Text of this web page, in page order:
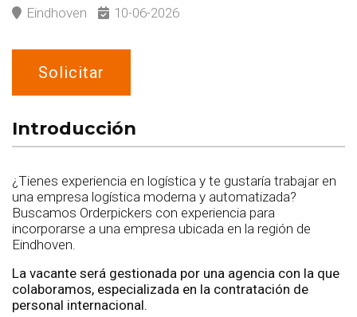
Eindhoven 10-06-2026
Solicitar
Introducción
¿Tienes experiencia en logística y te gustaría trabajar en
una empresa logística moderna y automatizada?
Buscamos Orderpickers con experiencia para
incorporarse a una empresa ubicada en la región de
Eindhoven.
La vacante será gestionada por una agencia con la que
colaboramos, especializada en la contratación de
personal internacional.